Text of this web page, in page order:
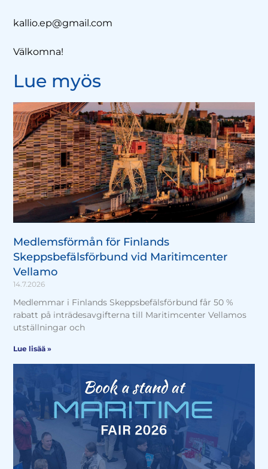
kallio.ep@gmail.com
Välkomna!
Lue myös
Medlemsförmån för Finlands
Skeppsbefälsförbund vid Maritimcenter
Vellamo
14.7.2026
Medlemmar i Finlands Skeppsbefälsförbund får 50 %
rabatt på inträdesavgifterna till Maritimcenter Vellamos
utställningar och
Lue lisää »